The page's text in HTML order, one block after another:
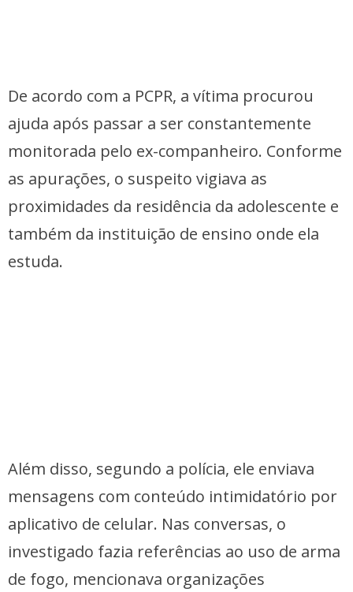
De acordo com a PCPR, a vítima procurou
ajuda após passar a ser constantemente
monitorada pelo ex-companheiro. Conforme
as apurações, o suspeito vigiava as
proximidades da residência da adolescente e
também da instituição de ensino onde ela
estuda.
Além disso, segundo a polícia, ele enviava
mensagens com conteúdo intimidatório por
aplicativo de celular. Nas conversas, o
investigado fazia referências ao uso de arma
de fogo, mencionava organizações